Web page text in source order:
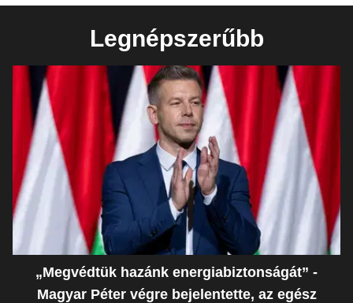
Legnépszerűbb
„Megvédtük hazánk energiabiztonságát” -
Magyar Péter végre bejelentette, az egész